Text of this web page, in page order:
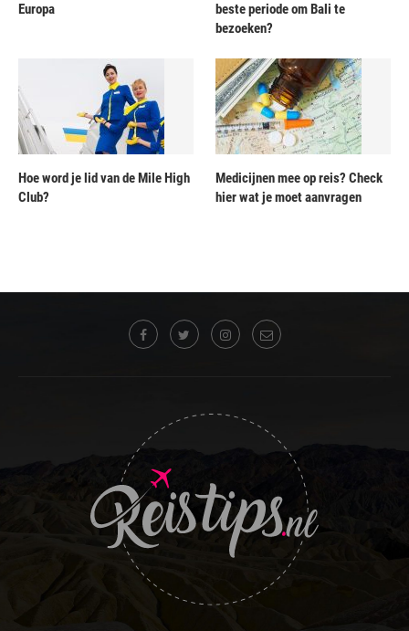
Europa
beste periode om Bali te
bezoeken?
Hoe word je lid van de Mile High
Club?
Medicijnen mee op reis? Check
hier wat je moet aanvragen